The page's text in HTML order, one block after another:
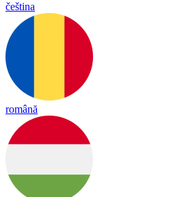
čeština
română